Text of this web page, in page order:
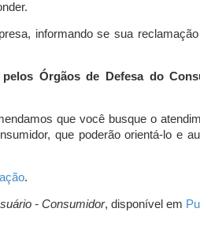
informando se sua
Órgãos de Defesa do
que você busque o
que poderão orientá-lo e
.
- Consumidor, disponível em